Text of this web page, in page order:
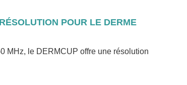
POUR LE DERME
MHz, le DERMCUP offre une résolution